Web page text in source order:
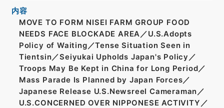
内容
MOVE TO FORM NISEI FARM GROUP FOOD
NEEDS FACE BLOCKADE AREA／U.S.Adopts
Policy of Waiting／Tense Situation Seen in
Tientsin／Seiyukai Upholds Japan's Policy／
Troops May Be Kept in China for Long Period／
Mass Parade Is Planned by Japan Forces／
Japanese Release U.S.Newsreel Cameraman／
U.S.CONCERNED OVER NIPPONESE ACTIVITY／